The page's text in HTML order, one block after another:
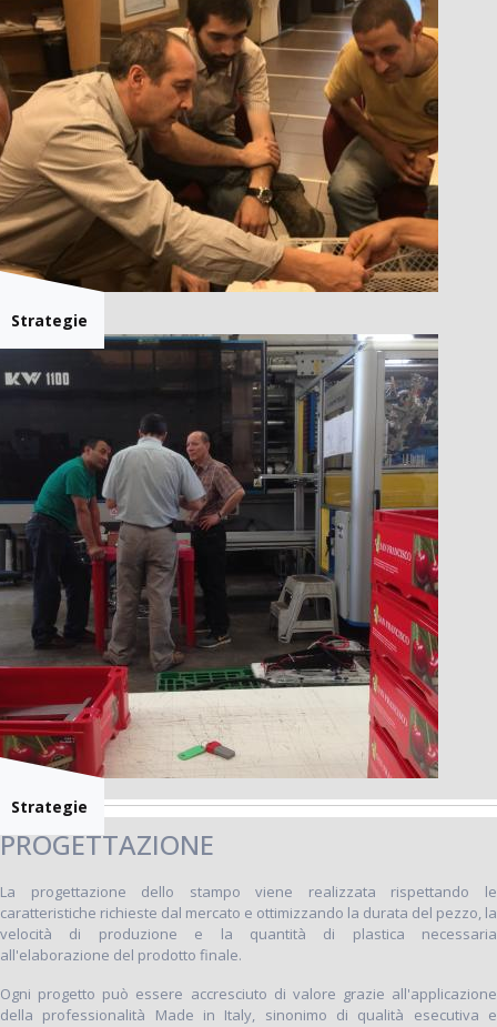
Strategie
Strategie
PROGETTAZIONE
La progettazione dello stampo viene realizzata rispettando le
caratteristiche richieste dal mercato e ottimizzando la durata del pezzo, la
velocità di produzione e la quantità di plastica necessaria
all'elaborazione del prodotto finale.
Ogni progetto può essere accresciuto di valore grazie all'applicazione
della professionalità Made in Italy, sinonimo di qualità esecutiva e